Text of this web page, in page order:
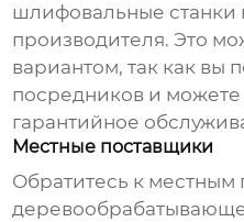
шлифовальные станки
производителя. Это
вариантом, так как вы
посредников и можете
гарантийное
Местные поставщики
Обратитесь к местным